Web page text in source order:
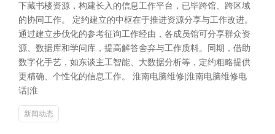
下藏书楼资源，构建长入的信息工作平台，已毕跨馆、跨区域
的协同工作。 定约建立的中枢在于推进资源分享与工作改进。
通过建立步伐化的参考征询工作经由，各成员馆可分享群众资
源、数据库和学问库，提高解答舍弃与工作质料。同期，借助
数字化手艺，如东谈主工智能、大数据分析等，定约粗略提供
更精确、个性化的信息工作。 淮南电脑维修|淮南电脑维修电
话|淮
新闻动态